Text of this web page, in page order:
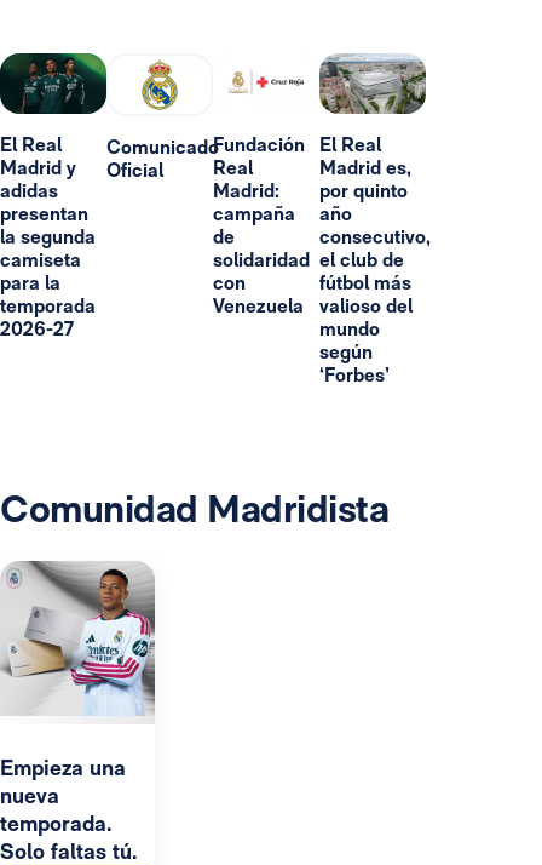
El Real
Madrid y
adidas
presentan
la segunda
camiseta
para la
temporada
2026-27
Comunicado
Oficial
Fundación
Real
Madrid:
campaña
de
solidaridad
con
Venezuela
El Real
Madrid es,
por quinto
año
consecutivo,
el club de
fútbol más
valioso del
mundo
según
‘Forbes’
Comunidad Madridista
Empieza una
nueva
temporada.
Solo faltas tú.